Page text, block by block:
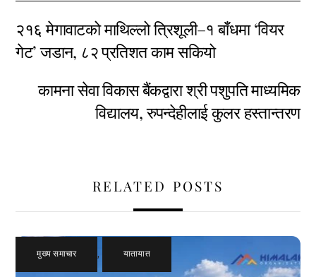
२१६ मेगावाटको माथिल्लो त्रिशूली–१ बाँधमा ‘वियर
गेट’ जडान, ८२ प्रतिशत काम सकियो
कामना सेवा विकास बैंकद्वारा श्री पशुपति माध्यमिक
विद्यालय, रुपन्देहीलाई कुलर हस्तान्तरण
RELATED POSTS
मुख्य समाचार , यातायात